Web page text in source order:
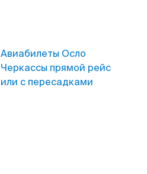
Авиабилеты Осло
Черкассы прямой рейс
или с пересадками